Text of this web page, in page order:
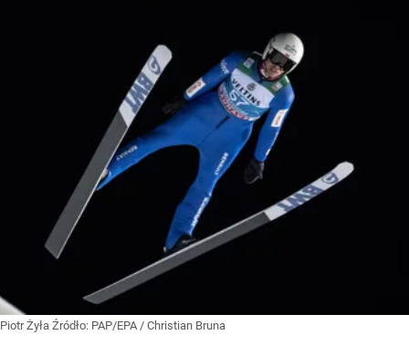
Piotr Żyła Źródło: PAP/EPA / Christian Bruna